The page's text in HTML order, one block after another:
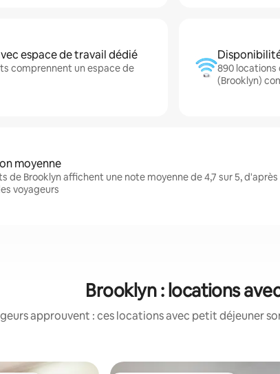
espace de travail dédié
comprennent un espace de
890 locations
(Brooklyn)
moyenne
de Brooklyn affichent une note moyenne de 4,7 sur 5, d'après
voyageurs
Brooklyn : locations
approuvent : ces locations avec petit déjeuner